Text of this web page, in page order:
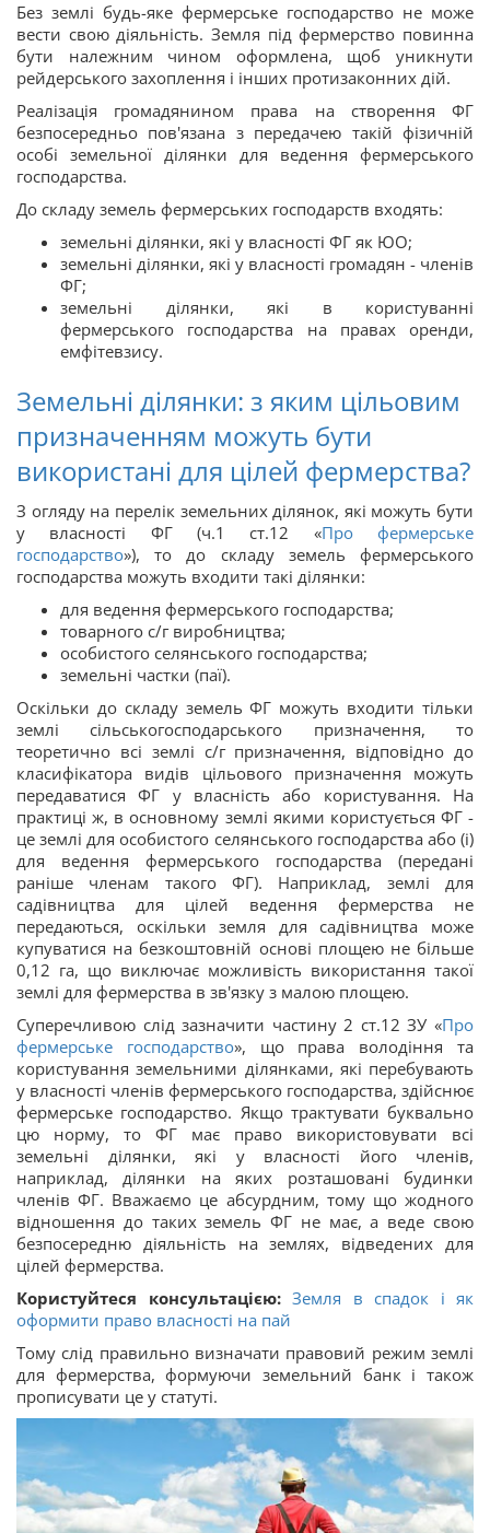
Без землі будь-яке фермерське господарство не може
вести свою діяльність. Земля під фермерство повинна
бути належним чином оформлена, щоб уникнути
рейдерського захоплення і інших протизаконних дій.
Реалізація громадянином права на створення ФГ
безпосередньо пов'язана з передачею такій фізичній
особі земельної ділянки для ведення фермерського
господарства.
До складу земель фермерських господарств входять:
земельні ділянки, які у власності ФГ як ЮО;
земельні ділянки, які у власності громадян - членів
ФГ;
земельні ділянки, які в користуванні
фермерського господарства на правах оренди,
емфітевзису.
Земельні ділянки: з яким цільовим
призначенням можуть бути
використані для цілей фермерства?
З огляду на перелік земельних ділянок, які можуть бути
у власності ФГ (ч.1 ст.12 «Про фермерське
господарство»), то до складу земель фермерського
господарства можуть входити такі ділянки:
для ведення фермерського господарства;
товарного с/г виробництва;
особистого селянського господарства;
земельні частки (паї).
Оскільки до складу земель ФГ можуть входити тільки
землі сільськогосподарського призначення, то
теоретично всі землі с/г призначення, відповідно до
класифікатора видів цільового призначення можуть
передаватися ФГ у власність або користування. На
практиці ж, в основному землі якими користується ФГ -
це землі для особистого селянського господарства або (і)
для ведення фермерського господарства (передані
раніше членам такого ФГ). Наприклад, землі для
садівництва для цілей ведення фермерства не
передаються, оскільки земля для садівництва може
купуватися на безкоштовній основі площею не більше
0,12 га, що виключає можливість використання такої
землі для фермерства в зв'язку з малою площею.
Суперечливою слід зазначити частину 2 ст.12 ЗУ «Про
фермерське господарство», що права володіння та
користування земельними ділянками, які перебувають
у власності членів фермерського господарства, здійснює
фермерське господарство. Якщо трактувати буквально
цю норму, то ФГ має право використовувати всі
земельні ділянки, які у власності його членів,
наприклад, ділянки на яких розташовані будинки
членів ФГ. Вважаємо це абсурдним, тому що жодного
відношення до таких земель ФГ не має, а веде свою
безпосередню діяльність на землях, відведених для
цілей фермерства.
Користуйтеся консультацією: Земля в спадок і як
оформити право власності на пай
Тому слід правильно визначати правовий режим землі
для фермерства, формуючи земельний банк і також
прописувати це у статуті.